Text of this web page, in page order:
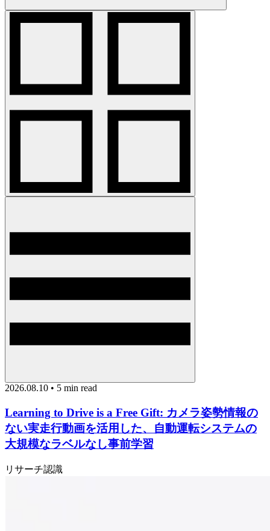
2026.08.10 • 5 min read
Learning to Drive is a Free Gift: カメラ姿勢情報の
ない実走行動画を活用した、自動運転システムの
大規模なラベルなし事前学習
リサーチ認識